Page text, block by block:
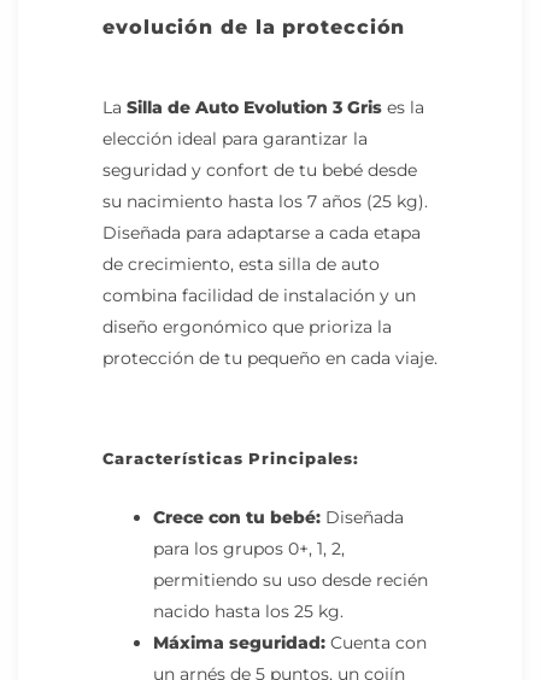
evolución de la protección
La Silla de Auto Evolution 3 Gris es la
elección ideal para garantizar la
seguridad y confort de tu bebé desde
su nacimiento hasta los 7 años (25 kg).
Diseñada para adaptarse a cada etapa
de crecimiento, esta silla de auto
combina facilidad de instalación y un
diseño ergonómico que prioriza la
protección de tu pequeño en cada viaje.
Características Principales:
Crece con tu bebé: Diseñada
para los grupos 0+, 1, 2,
permitiendo su uso desde recién
nacido hasta los 25 kg.
Máxima seguridad: Cuenta con
un arnés de 5 puntos, un cojín